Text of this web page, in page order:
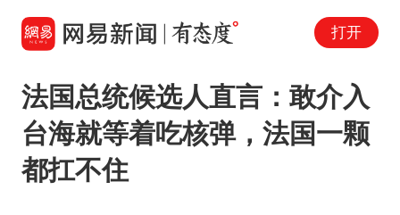
打开
法国总统候选人直言：敢介入
台海就等着吃核弹，法国一颗
都扛不住